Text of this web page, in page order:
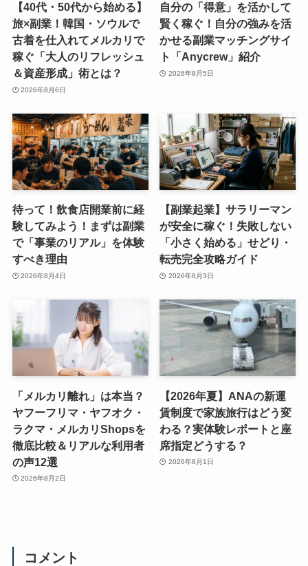
【40代・50代から始める】
旅×副業！韓国・ソウルで
古着を仕入れてメルカリで
稼ぐ「大人のリフレッシュ
＆資産形成」術とは？
2026年8月6日
自分の「得意」を活かして
賢く稼ぐ！自分の強みを活
かせる副業マッチングサイ
ト「Anycrew」紹介
2026年8月5日
待って！飲食店開業前に経
験してみよう！まずは副業
で「事業のリアル」を体験
すべき理由
2026年8月4日
【副業起業】サラリーマン
が安全に稼ぐ！失敗しない
「小さく始める」せどり・
転売完全攻略ガイド
2026年8月3日
「メルカリ離れ」は本当？
ヤフーフリマ・ヤフオク・
ラクマ・メルカリShopsを
徹底比較＆リアルな利用者
の声12選
2026年8月2日
【2026年夏】ANAの新運
賃制度で家族旅行はどう変
わる？実体験レポートと座
席指定どうする？
2026年8月1日
コメント